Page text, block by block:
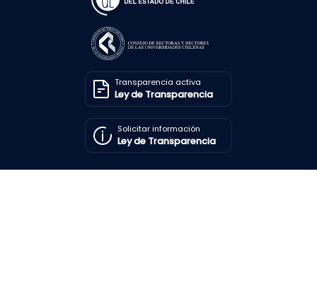
Transparencia activa
Ley de Transparencia
Solicitar información
Ley de Transparencia